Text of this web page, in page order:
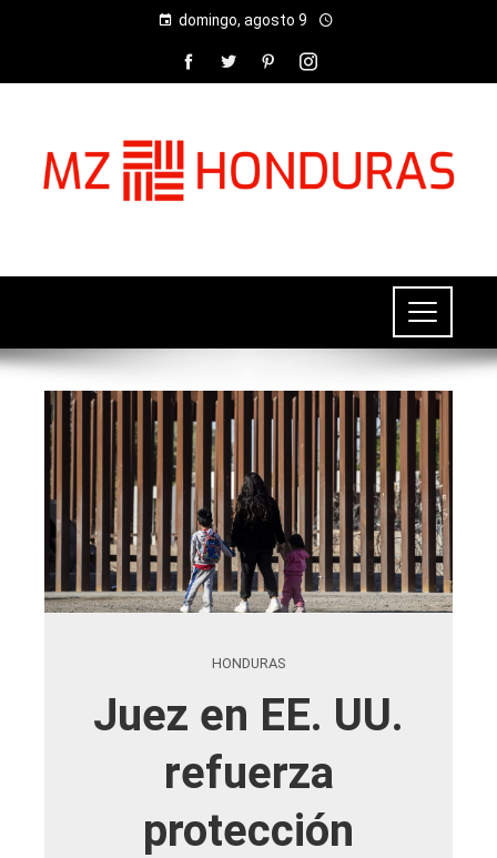
domingo, agosto 9
HONDURAS
Juez en EE. UU.
refuerza
protección